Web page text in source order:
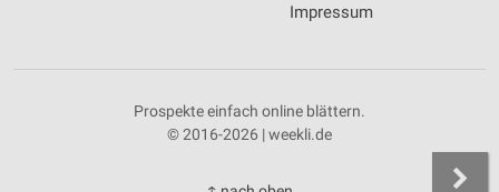
Impressum
Prospekte einfach online blättern.
© 2016-2026 | weekli.de